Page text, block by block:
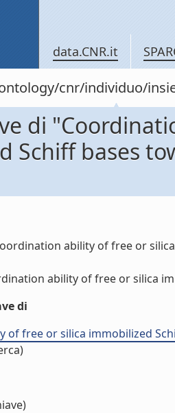
data.CNR.it
cnr/individuo/
di
Schiff bases
ability of free or
ability of free or silica
di
of free or silica immobilized